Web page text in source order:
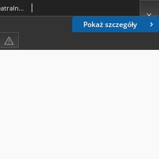
Pokaż szczegóły
Proscenium : lubelska gazeta teatralna. Nr 30 (listopad 2017)